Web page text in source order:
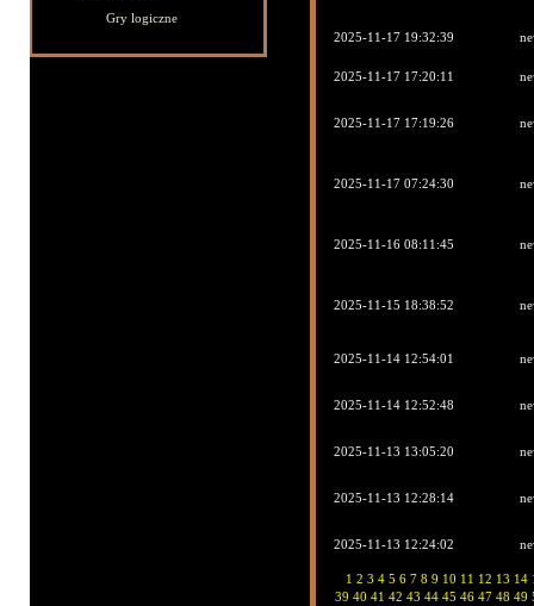
Gry logiczne
2025-11-17 19:32:39
2025-11-17 17:20:11
2025-11-17 17:19:26
2025-11-17 07:24:30
2025-11-16 08:11:45
2025-11-15 18:38:52
2025-11-14 12:54:01
2025-11-14 12:52:48
2025-11-13 13:05:20
2025-11-13 12:28:14
2025-11-13 12:24:02
1 2 3 4 5 6 7 8 9 10 11 12 13 14
39 40 41 42 43 44 45 46 47 48 49